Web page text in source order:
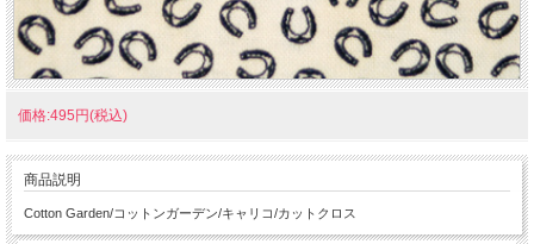
価格:495円(税込)
商品説明
Cotton Garden/コットンガーデン/キャリコ/カットクロス